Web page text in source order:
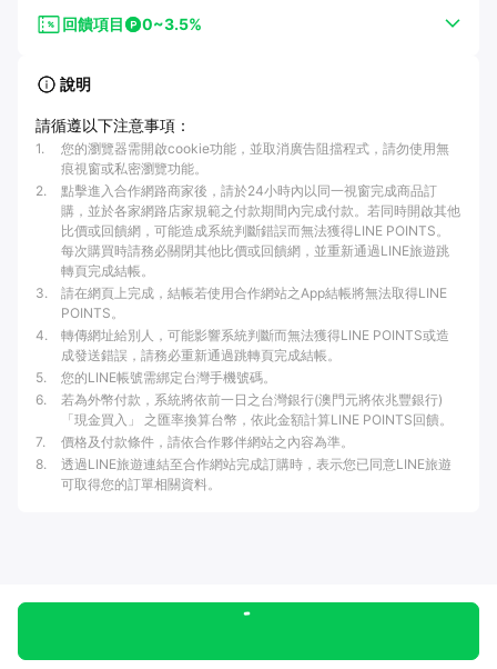
回饋項目 0~3.5%
說明
請循遵以下注意事項：
1.
您的瀏覽器需開啟cookie功能，並取消廣告阻擋程式，請勿使用無
痕視窗或私密瀏覽功能。
2.
點擊進入合作網路商家後，請於24小時內以同一視窗完成商品訂
購，並於各家網路店家規範之付款期間內完成付款。若同時開啟其他
比價或回饋網，可能造成系統判斷錯誤而無法獲得LINE POINTS。
每次購買時請務必關閉其他比價或回饋網，並重新通過LINE旅遊跳
轉頁完成結帳。
3.
請在網頁上完成，結帳若使用合作網站之App結帳將無法取得LINE
POINTS。
4.
轉傳網址給別人，可能影響系統判斷而無法獲得LINE POINTS或造
成發送錯誤，請務必重新通過跳轉頁完成結帳。
5.
您的LINE帳號需綁定台灣手機號碼。
6.
若為外幣付款，系統將依前一日之台灣銀行(澳門元將依兆豐銀行)
「現金買入」 之匯率換算台幣，依此金額計算LINE POINTS回饋。
7.
價格及付款條件，請依合作夥伴網站之內容為準。
8.
透過LINE旅遊連結至合作網站完成訂購時，表示您已同意LINE旅遊
可取得您的訂單相關資料。